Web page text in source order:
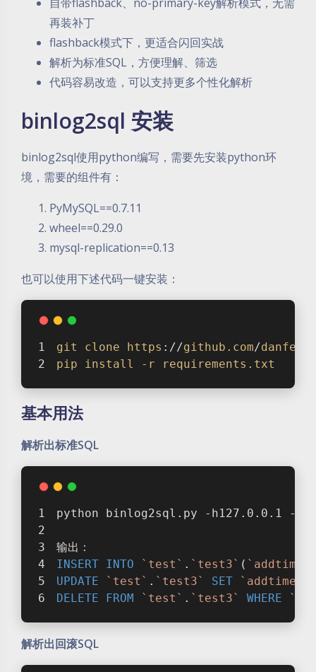
再装补丁
flashback模式下，更适合闪回实战
解析为标准SQL，方便理解、筛选
代码容易改造，可以支持更多个性化解析
binlog2sql 安装
binlog2sql使用python编写，需要先安装python环
境，需要的组件有：
PyMySQL==0.7.11
wheel==0.29.0
mysql-replication==0.13
也可以使用下述代码一键安装：
git clone https ://github .com/
pip
install -r requirements .txt
基本用法
解析出标准SQL
python binlog2sql.py -h127.0.0.1 -
输出：
INSERT INTO `test` . `test3` ( `addtime`
UPDATE
`test` . `test3` SET `addtime`
DELETE
FROM `test` . `test3` WHERE
解析出回滚SQL